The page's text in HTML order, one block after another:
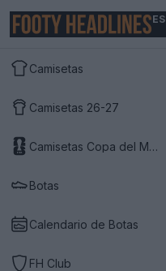
ES
Camisetas
Camisetas 26-27
Camisetas Copa del Mundo 2026
Botas
Calendario de Botas
FH Club